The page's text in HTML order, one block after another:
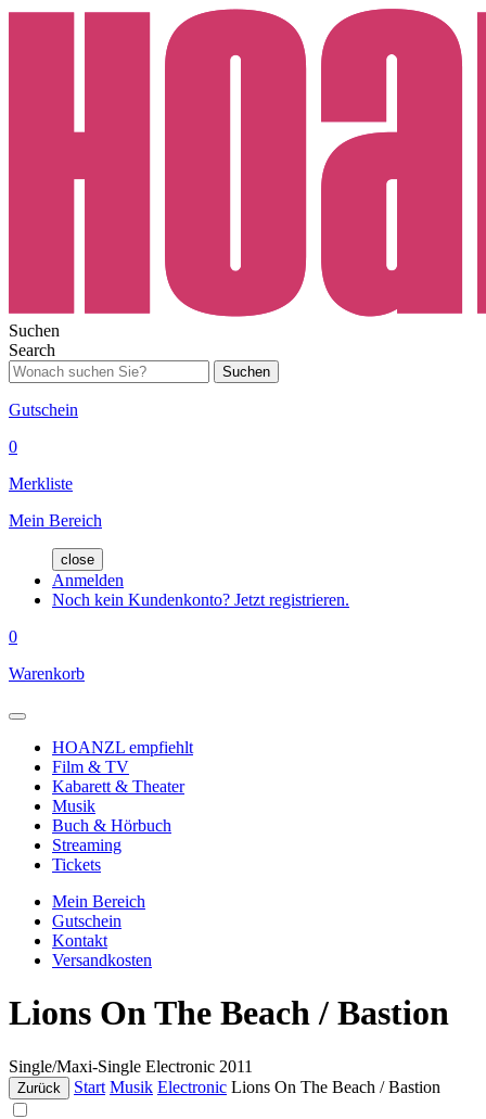
Suchen
Search
Suchen
Gutschein
0
Merkliste
Mein Bereich
close
Anmelden
Noch kein Kundenkonto? Jetzt registrieren.
0
Warenkorb
HOANZL empfiehlt
Film & TV
Kabarett & Theater
Musik
Buch & Hörbuch
Streaming
Tickets
Mein Bereich
Gutschein
Kontakt
Versandkosten
Lions On The Beach / Bastion
Single/Maxi-Single Electronic 2011
Zurück Start Musik Electronic Lions On The Beach / Bastion